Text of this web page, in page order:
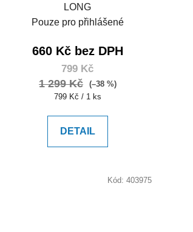
LONG
Pouze pro přihlášené
660 Kč bez DPH
799 Kč
1 299 Kč
(–38 %)
Měrná
799 Kč / 1 ks
DETAIL
Kód: 403975